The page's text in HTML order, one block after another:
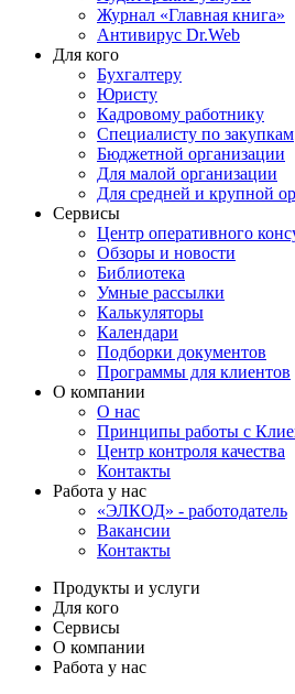
Журнал «Главная книга»
Антивирус Dr.Web
Для кого
Бухгалтеру
Юристу
Кадровому работнику
Специалисту по закупкам
Бюджетной организации
Для малой организации
Для средней и крупной
Сервисы
Центр оперативного
Обзоры и новости
Библиотека
Умные рассылки
Калькуляторы
Календари
Подборки документов
Программы для клиентов
О компании
О нас
Принципы работы с
Центр контроля качества
Контакты
Работа у нас
«ЭЛКОД» - работодатель
Вакансии
Контакты
Продукты и услуги
Для кого
Сервисы
О компании
Работа у нас